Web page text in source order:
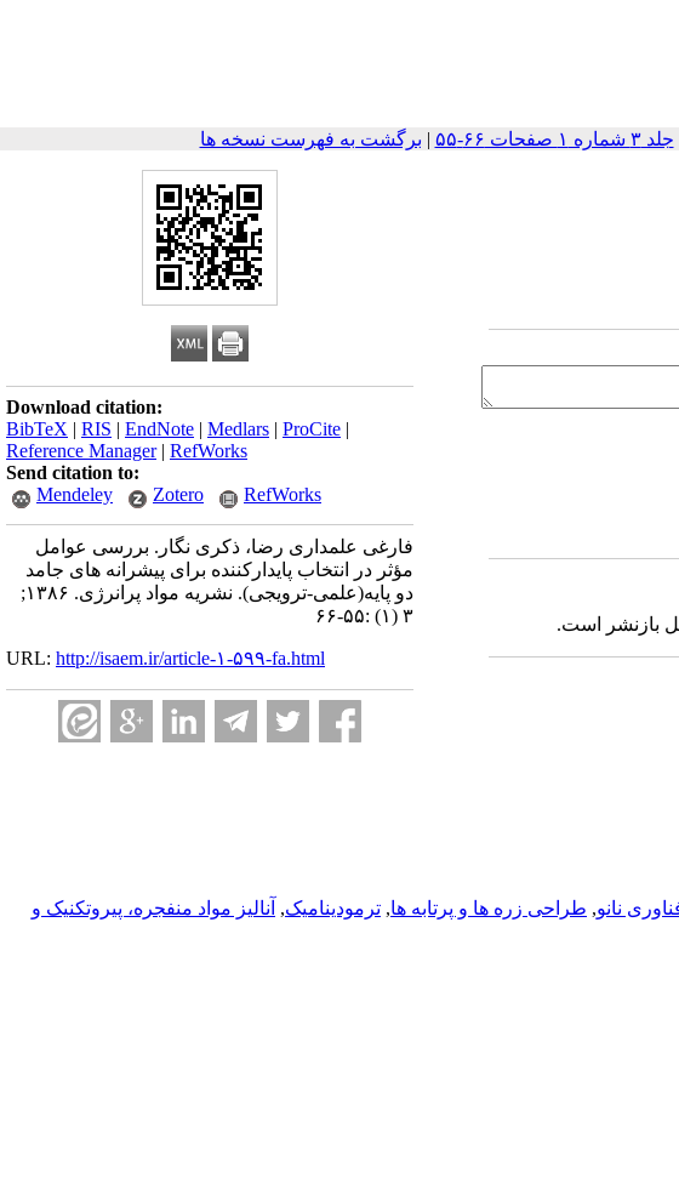
جلد ۳ شماره ۱ صفحات ۶۶-۵۵ | برگشت به فهرست نسخه ها
Download citation:
BibTeX | RIS | EndNote | Medlars | ProCite |
Reference Manager| RefWorks
Send citation to:
Mendeley
Zotero RefWorks
فارغی علمداری رضا، ذکری نگار. بررسی عوامل
مؤثر در انتخاب پایدارکننده برای پیشرانه های جامد
دو پایه(علمی-ترویجی). نشریه مواد پرانرژی. ۱۳۸۶;
۳ (۱) :۵۵-۶۶
URL: http://isaem.ir/article-۱-۵۹۹-fa.html
بازنشر است.
نانو, طراحی زره ها و پرتابه ها, ترمودینامیک, آناليز مواد منفجره، پیروتکنیک و